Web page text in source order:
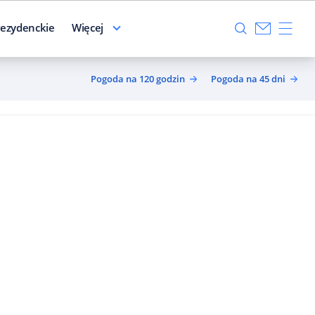
Więcej
Pogoda na 120 godzin Pogoda na 45 dni